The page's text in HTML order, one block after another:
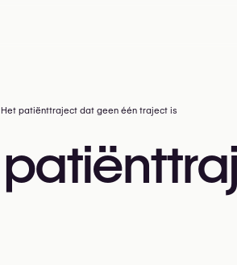
Het patiënttraject dat geen één traject is